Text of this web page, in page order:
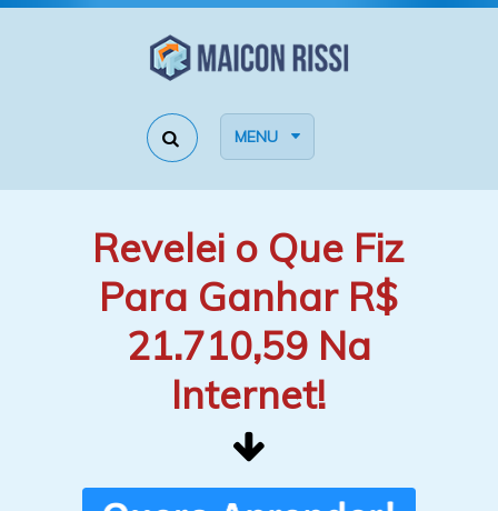
MENU
Revelei o Que Fiz
Para Ganhar R$
21.710,59 Na
Internet!